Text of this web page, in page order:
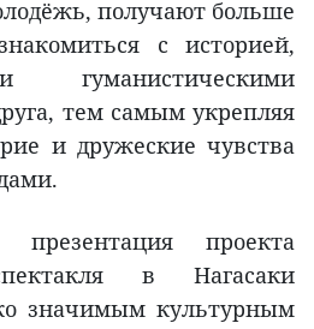
получают больше
с историей,
тем самым укрепляя
и дружеские чувства
проекта
в Нагасаки
значимым культурным